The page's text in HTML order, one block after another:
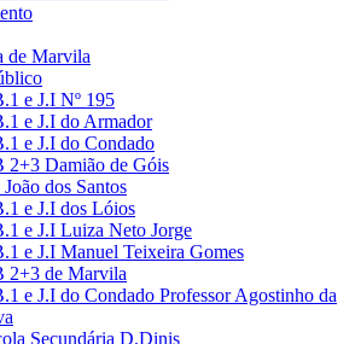
de Marvila
e J.I Nº 195
e J.I do Armador
e J.I do Condado
2+3 Damião de Góis
dos Santos
e J.I dos Lóios
e J.I Luiza Neto Jorge
e J.I Manuel Teixeira Gomes
2+3 de Marvila
e J.I do Condado Professor Agostinho da
Secundária D.Dinis